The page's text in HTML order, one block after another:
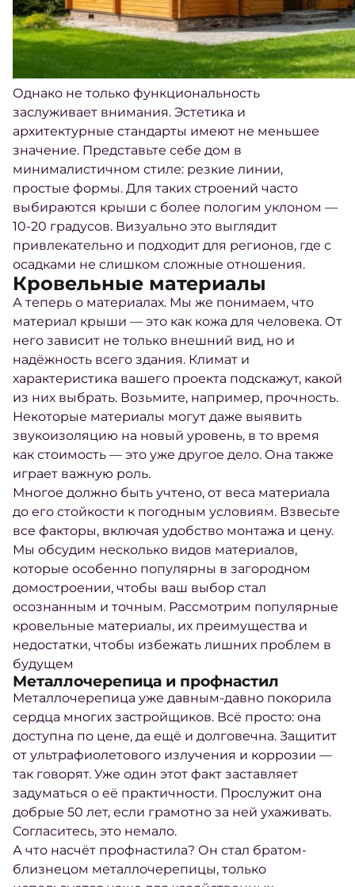
Однако не только функциональность
заслуживает внимания. Эстетика и
архитектурные стандарты имеют не меньшее
значение. Представьте себе дом в
минималистичном стиле: резкие линии,
простые формы. Для таких строений часто
выбираются крыши с более пологим уклоном —
10-20 градусов. Визуально это выглядит
привлекательно и подходит для регионов, где с
осадками не слишком сложные отношения.
Кровельные материалы
А теперь о материалах. Мы же понимаем, что
материал крыши — это как кожа для человека. От
него зависит не только внешний вид, но и
надёжность всего здания. Климат и
характеристика вашего проекта подскажут, какой
из них выбрать. Возьмите, например, прочность.
Некоторые материалы могут даже выявить
звукоизоляцию на новый уровень, в то время
как стоимость — это уже другое дело. Она также
играет важную роль.
Многое должно быть учтено, от веса материала
до его стойкости к погодным условиям. Взвесьте
все факторы, включая удобство монтажа и цену.
Мы обсудим несколько видов материалов,
которые особенно популярны в загородном
домостроении, чтобы ваш выбор стал
осознанным и точным. Рассмотрим популярные
кровельные материалы, их преимущества и
недостатки, чтобы избежать лишних проблем в
будущем
Металлочерепица и профнастил
Металлочерепица уже давным-давно покорила
сердца многих застройщиков. Всё просто: она
доступна по цене, да ещё и долговечна. Защитит
от ультрафиолетового излучения и коррозии —
так говорят. Уже один этот факт заставляет
задуматься о её практичности. Прослужит она
добрые 50 лет, если грамотно за ней ухаживать.
Согласитесь, это немало.
А что насчёт профнастила? Он стал братом-
близнецом металлочерепицы, только